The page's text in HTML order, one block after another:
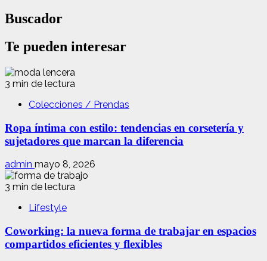
Buscador
Te pueden interesar
3 min de lectura
Colecciones / Prendas
Ropa íntima con estilo: tendencias en corsetería y
sujetadores que marcan la diferencia
admin mayo 8, 2026
3 min de lectura
Lifestyle
Coworking: la nueva forma de trabajar en espacios
compartidos eficientes y flexibles